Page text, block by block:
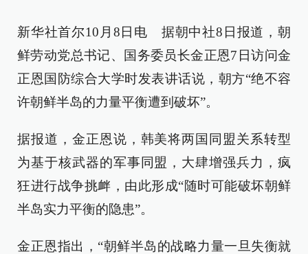
新华社首尔10月8日电 据朝中社8日报道，朝
鲜劳动党总书记、国务委员长金正恩7日访问金
正恩国防综合大学时发表讲话说，朝方“绝不容
许朝鲜半岛的力量平衡遭到破坏”。
据报道，金正恩说，韩美将两国同盟关系转型
为基于核武器的军事同盟，大肆增强兵力，疯
狂进行战争挑衅，由此形成“随时可能破坏朝鲜
半岛实力平衡的隐患”。
金正恩指出，“朝鲜半岛的战略力量一旦失衡就